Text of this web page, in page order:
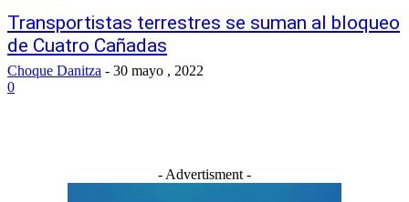
Transportistas terrestres se suman al bloqueo
de Cuatro Cañadas
Choque Danitza - 30 mayo , 2022
0
- Advertisment -